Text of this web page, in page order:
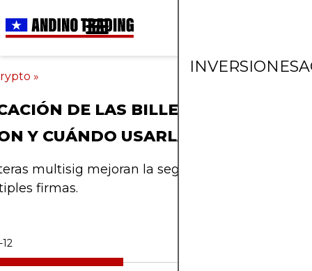
INVERSIONES
»
DE LAS BILLETERAS
Y CUÁNDO USARLAS
multisig mejoran la seguridad de las
firmas.